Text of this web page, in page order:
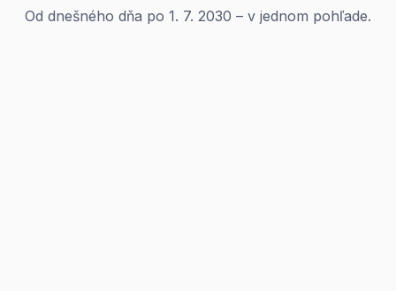
Od dnešného dňa po 1. 7. 2030 – v jednom pohľade.